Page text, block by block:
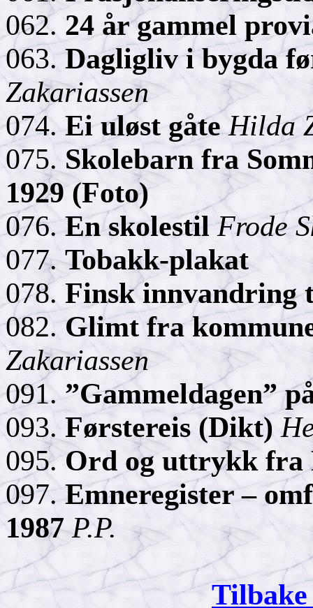
062. 24 år gammel
063.Dagligliv i bygda
Zakariassen
074.Ei uløst gåteHilda
075. Skolebarn fra
1929 (Foto)
076.En skolestilFrode
077.Tobakk-plakat
078. Finsk
082.Glimt fra
Zakariassen
091.”Gammeldagen”
093. Førstereis (Dikt)
095.Ord og uttrykk
097.Emneregister –
1987P.P.